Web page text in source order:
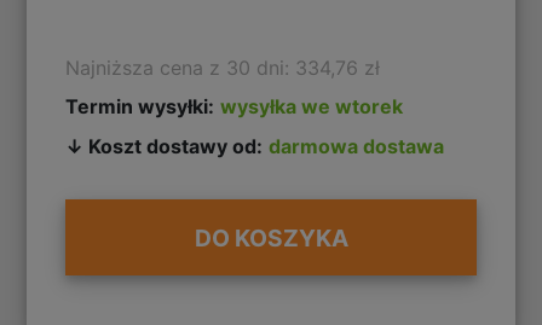
Najniższa cena z 30 dni: 334,76 zł
Termin wysyłki: wysyłka we wtorek
↓ Koszt dostawy od: darmowa dostawa
DO KOSZYKA